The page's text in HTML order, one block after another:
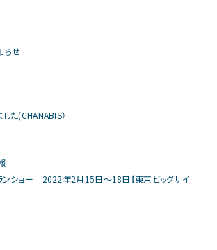
らせ
た(CHANABIS）
ンショー 2022年2月15日〜18日【東京ビッグサイ